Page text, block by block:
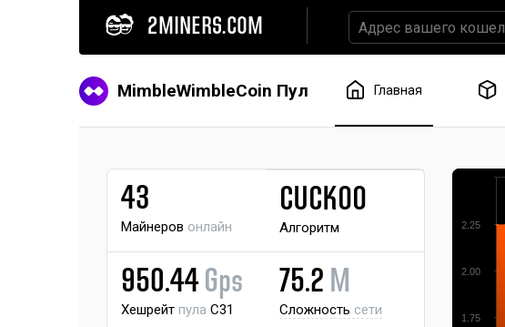
2MINERS.COM
MimbleWimbleCoin Пул Главная
43
Майнеров онлайн
CUCKOO
Алгоритм
950.44Gps
Хешрейт пула C31
75.2 M
Сложность сети 1.75
2.00
2.25